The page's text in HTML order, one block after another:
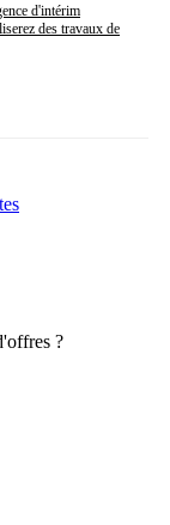
d'intérim
des travaux de
?